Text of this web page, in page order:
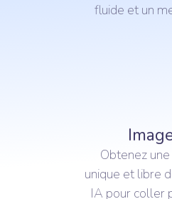
fluide et un
Obtenez
unique et libre
IA pour coller